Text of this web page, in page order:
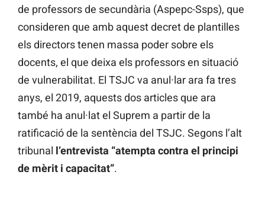
de professors de secundària (Aspepc-Ssps), que
consideren que amb aquest decret de plantilles
els directors tenen massa poder sobre els
docents, el que deixa els professors en situació
de vulnerabilitat. El TSJC va anul·lar ara fa tres
anys, el 2019, aquests dos articles que ara
també ha anul·lat el Suprem a partir de la
ratificació de la sentència del TSJC. Segons l’alt
tribunal l’entrevista “atempta contra el principi
de mèrit i capacitat”.